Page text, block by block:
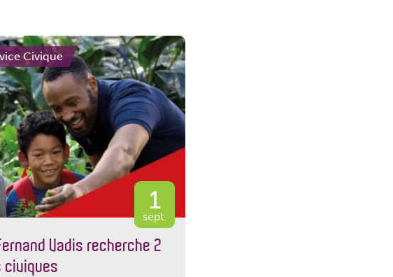
Civique
1
sept.
Vadis recherche 2
civiques